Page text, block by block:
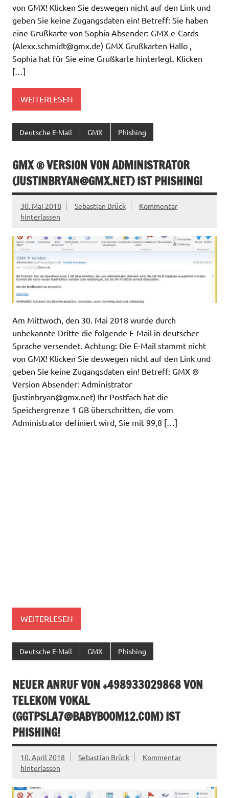
von GMX! Klicken Sie deswegen nicht auf den Link und
geben Sie keine Zugangsdaten ein! Betreff: Sie haben
eine Grußkarte von Sophia Absender: GMX e-Cards
(Alexx.schmidt@gmx.de) GMX Grußkarten Hallo ,
Sophia hat für Sie eine Grußkarte hinterlegt. Klicken
[…]
WEITERLESEN
Deutsche E-Mail GMX Phishing
GMX ® VERSION VON ADMINISTRATOR
(JUSTINBRYAN@GMX.NET) IST PHISHING!
30. Mai 2018 Sebastian Brück
Kommentar
hinterlassen
Am Mittwoch, den 30. Mai 2018 wurde durch
unbekannte Dritte die folgende E-Mail in deutscher
Sprache versendet. Achtung: Die E-Mail stammt nicht
von GMX! Klicken Sie deswegen nicht auf den Link und
geben Sie keine Zugangsdaten ein! Betreff: GMX ®
Version Absender: Administrator
(justinbryan@gmx.net) Ihr Postfach hat die
Speichergrenze 1 GB überschritten, die vom
Administrator definiert wird, Sie mit 99,8 […]
WEITERLESEN
Deutsche E-Mail GMX Phishing
NEUER ANRUF VON +498933029868 VON
TELEKOM VOKAL
(GGTPSLA7@BABYBOOM12.COM) IST
PHISHING!
10. April 2018 Sebastian Brück
Kommentar
hinterlassen